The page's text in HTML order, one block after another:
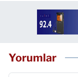
Yorumlar